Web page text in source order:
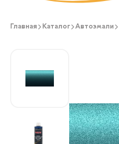
Главная Каталог Автоэмали